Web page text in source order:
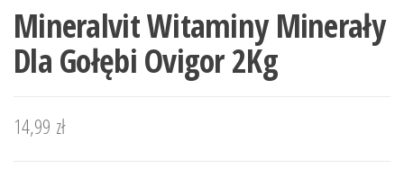
Mineralvit Witaminy Minerały
Dla Gołębi Ovigor 2Kg
14,99 zł